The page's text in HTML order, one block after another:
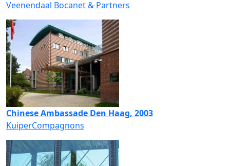
Veenendaal Bocanet & Partners
Chinese Ambassade Den Haag, 2003
KuiperCompagnons